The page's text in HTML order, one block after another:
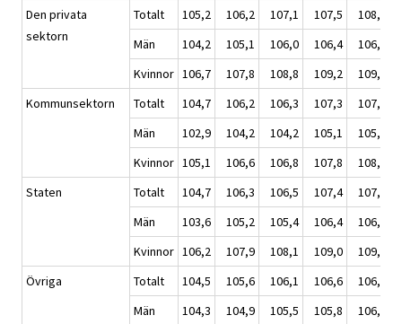
Den privata
sektorn
Totalt 105,2 106,2 107,1 107,5 108,0
Män
104,2 105,1 106,0 106,4 106,8
Kvinnor 106,7 107,8 108,8 109,2 109,6
Kommunsektorn
Totalt 104,7 106,2 106,3 107,3 107,9
Män
102,9 104,2 104,2 105,1 105,5
Kvinnor 105,1 106,6 106,8 107,8 108,5
Staten
Totalt 104,7 106,3 106,5 107,4 107,9
Män
103,6 105,2 105,4 106,4 106,9
Kvinnor 106,2 107,9 108,1 109,0 109,5
Övriga
Totalt 104,5 105,6 106,1 106,6 106,9
Män
104,3 104,9 105,5 105,8 106,2